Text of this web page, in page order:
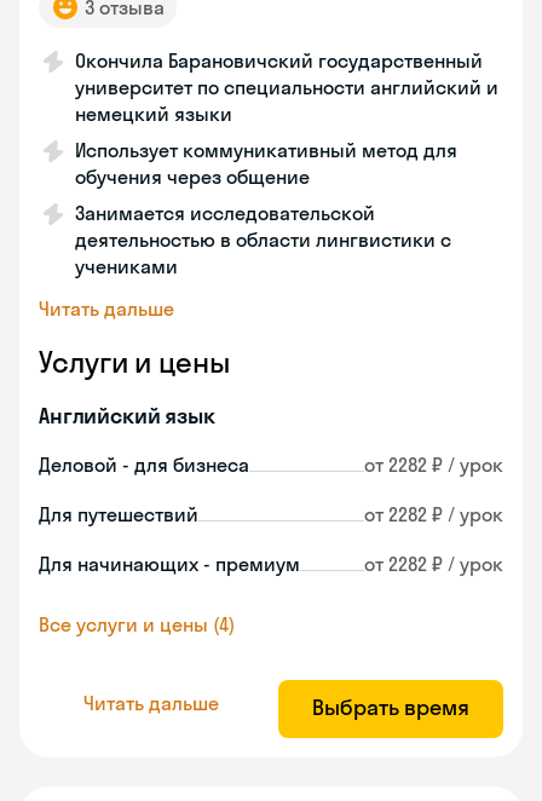
3 отзыва
Окончила Барановичский государственный
университет по специальности английский и
немецкий языки
Использует коммуникативный метод для
обучения через общение
Занимается исследовательской
деятельностью в области лингвистики с
учениками
Читать дальше
Услуги и цены
Английский язык
Деловой - для бизнеса от 2282 ₽ / урок
Для путешествий от 2282 ₽ / урок
Для начинающих - премиум от 2282 ₽ / урок
Все услуги и цены (4)
Читать дальше Выбрать время